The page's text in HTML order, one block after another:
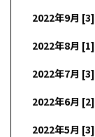
2022年9月 [3]
2022年8月 [1]
2022年7月 [3]
2022年6月 [2]
2022年5月 [3]